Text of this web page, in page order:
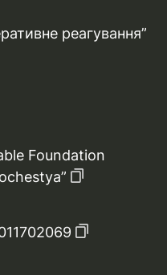
реагування”
Foundation